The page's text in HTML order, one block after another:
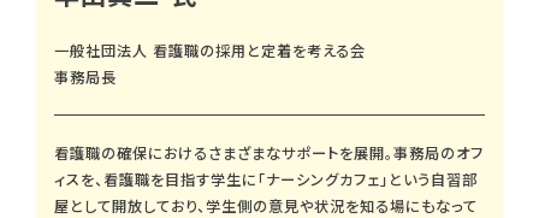
一般社団法人 看護職の採用と定着を考える会
事務局長
看護職の確保におけるさまざまなサポートを展開。事務局のオフ
ィスを、看護職を目指す学生に「ナーシングカフェ」という自習部
屋として開放しており、学生側の意見や状況を知る場にもなって